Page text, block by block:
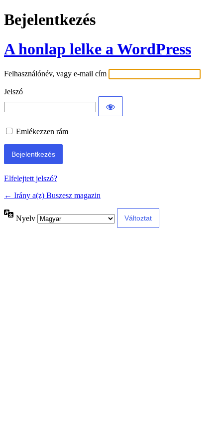
Bejelentkezés
A honlap lelke a WordPress
Felhasználónév, vagy e-mail cím
Jelszó
Emlékezzen rám
Elfelejtett jelszó?
← Irány a(z) Buszesz magazin
Nyelv